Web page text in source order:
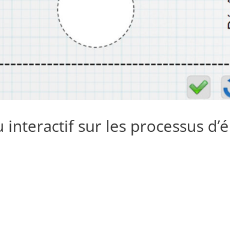
interactif sur les processus